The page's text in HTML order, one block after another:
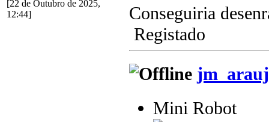
[22 de Outubro de 2025,
12:44]
Conseguiria
Registado
Mini Robot